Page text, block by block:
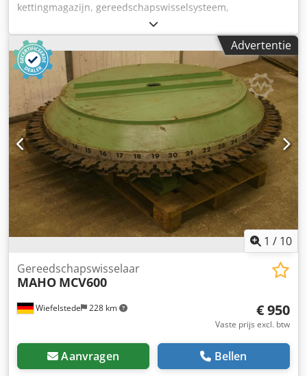
kettingmagazijn, gereedschapswisselsysteem,
gereedschapsmagazijn -Vervangingsdeel komt: van een
bewerkingscentrum BJM type ALBZ-145 -
Gereedschapwisselsysteem Dcjdpfx Aofcr Nbjpwsk -CUT
wisselaar -Rig-wisselaar: RIG 06-12-P003 VX VCP -
Aandrijfmotoren: MGM -Afmetingen: 1400/950/H830 mm -
Gewicht: 380 kg
Advertentie
1 / 10
Wiefelstede 228 km
Gereedschapswisselaar
MAHO MCV600
€ 950
Vaste prijs excl. btw
Aanvragen Bellen